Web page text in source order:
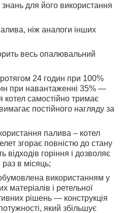
для його використання
ніж аналоги інших
весь опалювальний
24 годин при 100%
при навантаженні 35% ―
котел самостійно тримає
постійного нагляду за
палива – котел
згорає повністю до стану
відходів горіння і дозволяє
в місяць;
обумовлена використанням у
матеріалів і ретельної
рішень ― конструкція
який збільшує